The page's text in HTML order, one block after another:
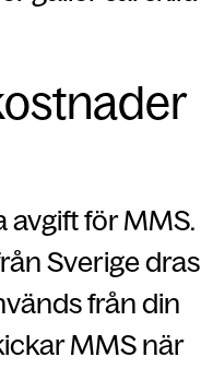
avgift för MMS.
Sverige dras
från din
MMS när